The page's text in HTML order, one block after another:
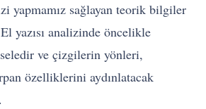
yapmamız sağlayan teorik bilgiler
El yazısı analizinde öncelikle
ve çizgilerin yönleri,
özelliklerini aydınlatacak